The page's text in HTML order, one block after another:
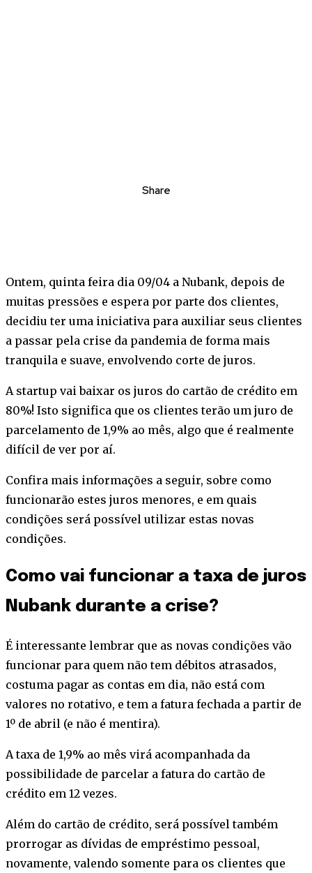
Share
Ontem, quinta feira dia 09/04 a Nubank, depois de
muitas pressões e espera por parte dos clientes,
decidiu ter uma iniciativa para auxiliar seus clientes
a passar pela crise da pandemia de forma mais
tranquila e suave, envolvendo corte de juros.
A startup vai baixar os juros do cartão de crédito em
80%! Isto significa que os clientes terão um juro de
parcelamento de 1,9% ao mês, algo que é realmente
difícil de ver por aí.
Confira mais informações a seguir, sobre como
funcionarão estes juros menores, e em quais
condições será possível utilizar estas novas
condições.
Como vai funcionar a taxa de juros
Nubank durante a crise?
É interessante lembrar que as novas condições vão
funcionar para quem não tem débitos atrasados,
costuma pagar as contas em dia, não está com
valores no rotativo, e tem a fatura fechada a partir de
1º de abril (e não é mentira).
A taxa de 1,9% ao mês virá acompanhada da
possibilidade de parcelar a fatura do cartão de
crédito em 12 vezes.
Além do cartão de crédito, será possível também
prorrogar as dívidas de empréstimo pessoal,
novamente, valendo somente para os clientes que